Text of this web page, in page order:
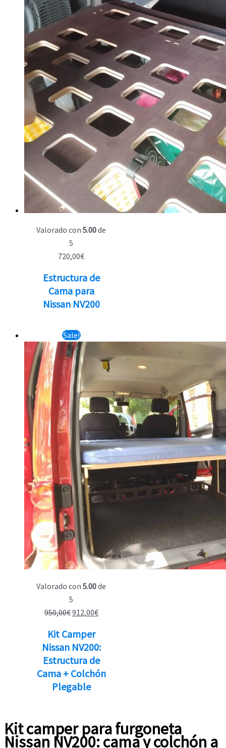
Valorado con 5.00de
5
720,00€
Estructura de
Cama para
Nissan NV200
Sale!
Valorado con 5.00de
5
950,00€El
original
era:
950,00€.
912,00€El
es:
912,00€.
Kit Camper
Nissan NV200:
Estructura de
Cama + Colchón
Plegable
Kit camper para furgoneta
Nissan NV200: cama y colchón a